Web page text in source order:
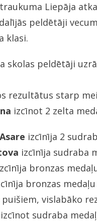
Liepāja
peldētāji
klasi.
skolas peldētāji
rezultātus starp
izcīnot 2 zelta
izcīnīja 2
izcīnīja sudraba
bronzas
bronzas
vislabāko
izcīnot sudraba